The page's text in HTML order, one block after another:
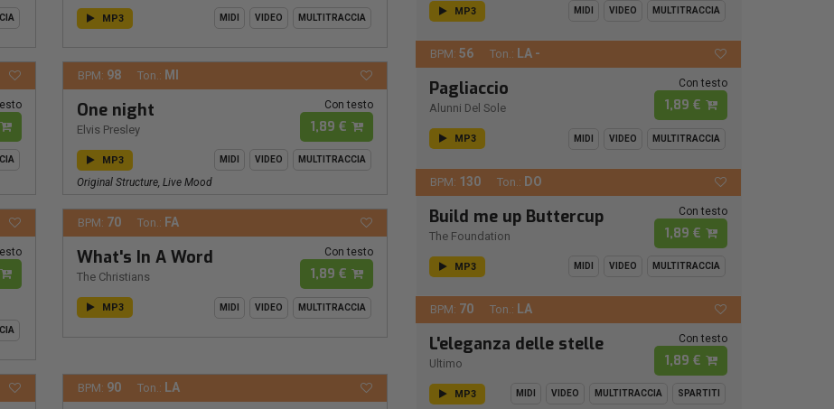
MP3 MIDI VIDEO MULTITRACCIA
BPM: 98 Ton.: MI
One night
Elvis Presley
Con testo
1,89 €
MP3 MIDI VIDEO MULTITRACCIA
Original Structure, Live Mood
BPM: 70 Ton.: FA
What's In A Word
The Christians
Con testo
1,89 €
MP3 MIDI VIDEO MULTITRACCIA
BPM: 90 Ton.: LA
MP3 MIDI VIDEO MULTITRACCIA
BPM: 56 Ton.: LA -
Pagliaccio
Alunni Del Sole
Con testo
1,89 €
MP3 MIDI VIDEO MULTITRACCIA
BPM: 130 Ton.: DO
Build me up Buttercup
The Foundation
Con testo
1,89 €
MP3 MIDI VIDEO MULTITRACCIA
BPM: 70 Ton.: LA
L'eleganza delle stelle
Ultimo
Con testo
1,89 €
MP3 MIDI VIDEO MULTITRACCIA SPARTITI